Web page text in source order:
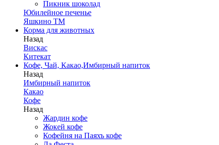
Пикник шоколад
Юбилейное печенье
Яшкино ТМ
Корма для животных
Назад
Вискас
Китекат
Кофе, Чай, Какао,Имбирный напиток
Назад
Имбирный напиток
Какао
Кофе
Назад
Жардин кофе
Жокей кофе
Кофейня на Паяхъ кофе